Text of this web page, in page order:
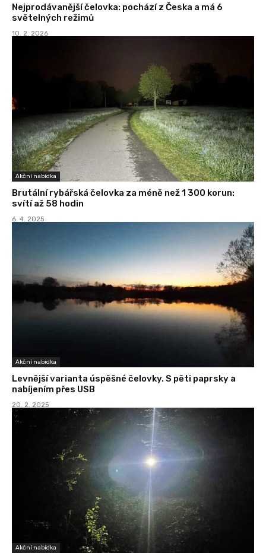
Nejprodávanější čelovka: pochází z Česka a má 6
světelných režimů
10. 2. 2026
Akční nabídka
Brutální rybářská čelovka za méně než 1 300 korun:
svítí až 58 hodin
6. 4. 2025
Akční nabídka
Levnější varianta úspěšné čelovky. S pěti paprsky a
nabíjením přes USB
20. 2. 2025
Akční nabídka